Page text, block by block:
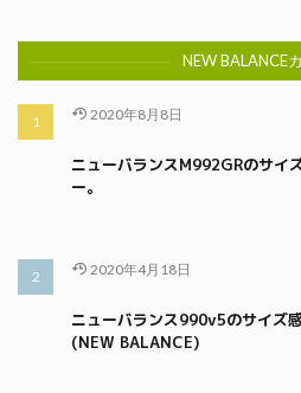
NEW BALANCE
2020年8月8日
ニューバランスM992GRのサイ
ー。
2020年4月18日
ニューバランス990v5のサイズ
(NEW BALANCE)